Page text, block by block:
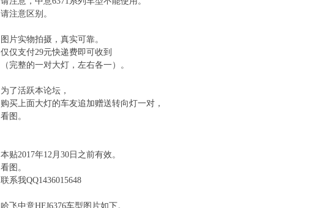
请注意区别。
图片实物拍摄，真实可靠。
仅仅支付29元快递费即可收到
（完整的一对大灯，左右各一）。
为了活跃本论坛，
购买上面大灯的车友追加赠送转向灯一对，
看图。
本贴2017年12月30日之前有效。
看图。
联系我QQ1436015648
哈飞中意HFJ6376车型图片如下。